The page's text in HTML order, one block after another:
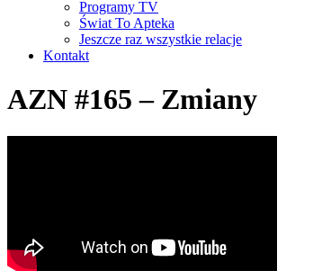
Programy TV
Świat To Apteka
Jeszcze raz wszystkie relacje
Kontakt
AZN #165 – Zmiany